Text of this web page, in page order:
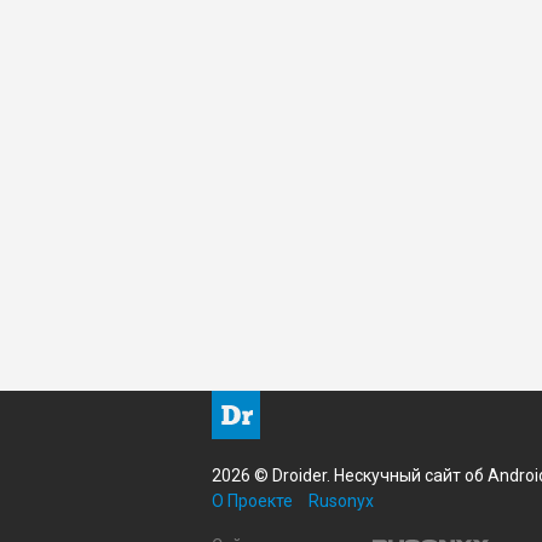
2026 © Droider. Нескучный сайт об
О Проекте
Rusonyx